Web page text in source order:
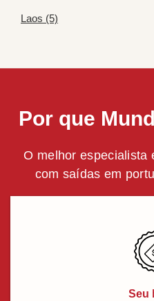
Laos (5)
Por que
O melhor especialista
com saídas em
Seu